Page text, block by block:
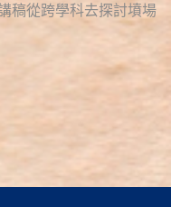
稿從跨學科去探討墳場